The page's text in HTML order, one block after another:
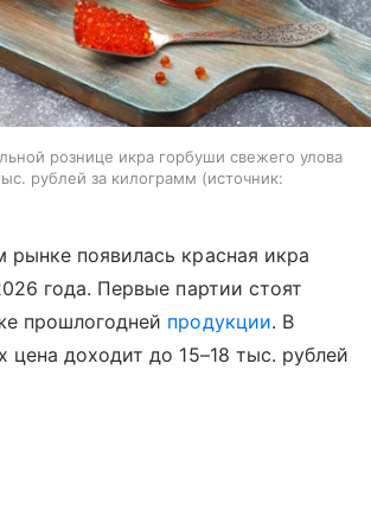
рознице икра горбуши свежего улова
рублей за килограмм
источник:
рынке появилась красная икра
года. Первые партии стоят
прошлогодней продукции. В
цена доходит до 15–18 тыс. рублей